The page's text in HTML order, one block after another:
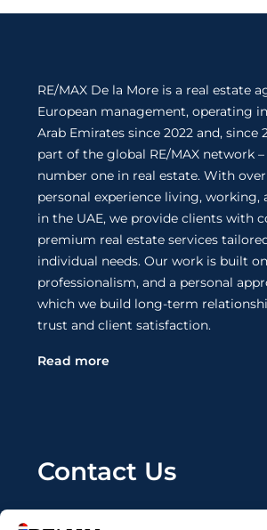
RE/MAX De la More is a real estate
European management, operating
Arab Emirates since 2022 and, since
part of the global RE/MAX network –
number one in real estate. With
personal experience living, working,
in the UAE, we provide clients with
premium real estate services
individual needs. Our work is built
professionalism, and a personal
which we build long-term
trust and client satisfaction.
Read more
Contact Us